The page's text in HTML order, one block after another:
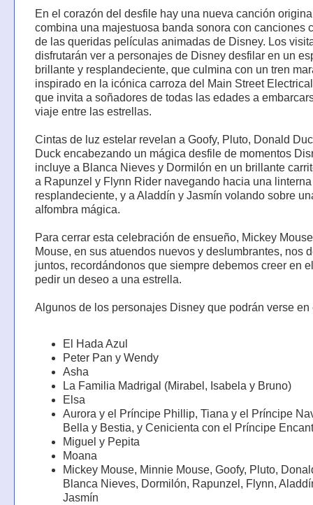
En el corazón del desfile hay una nueva canción
combina una majestuosa banda sonora con canciones
de las queridas películas animadas de Disney. Los
disfrutarán ver a personajes de Disney desfilar en un
brillante y resplandeciente, que culmina con un tren
inspirado en la icónica carroza del Main Street
que invita a soñadores de todas las edades a
viaje entre las estrellas.
Cintas de luz estelar revelan a Goofy, Pluto, Donald
Duck encabezando un mágica desfile de momentos
incluye a Blanca Nieves y Dormilón en un brillante
a Rapunzel y Flynn Rider navegando hacia una linterna
resplandeciente, y a Aladdín y Jasmín volando sobre
alfombra mágica.
Para cerrar esta celebración de ensueño, Mickey
Mouse, en sus atuendos nuevos y deslumbrantes, nos
juntos, recordándonos que siempre debemos creer en
pedir un deseo a una estrella.
Algunos de los personajes Disney que podrán verse en
El Hada Azul
Peter Pan y Wendy
Asha
La Familia Madrigal (Mirabel, Isabela y Bruno)
Elsa
Aurora y el Príncipe Phillip, Tiana y el Príncipe
Bella y Bestia, y Cenicienta con el Príncipe
Miguel y Pepita
Moana
Mickey Mouse, Minnie Mouse, Goofy, Pluto,
Blanca Nieves, Dormilón, Rapunzel, Flynn,
Jasmín